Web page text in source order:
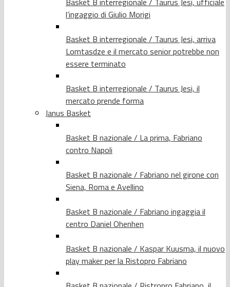
l’ingaggio di Giulio Morigi
Basket B interregionale / Taurus Jesi, arriva
Lomtasdze e il mercato senior potrebbe non
essere terminato
Basket B interregionale / Taurus Jesi, il
mercato prende forma
Janus Basket
Basket B nazionale / La prima, Fabriano
contro Napoli
Basket B nazionale / Fabriano nel girone con
Siena, Roma e Avellino
Basket B nazionale / Fabriano ingaggia il
centro Daniel Ohenhen
Basket B nazionale / Kaspar Kuusma, il nuovo
play maker per la Ristopro Fabriano